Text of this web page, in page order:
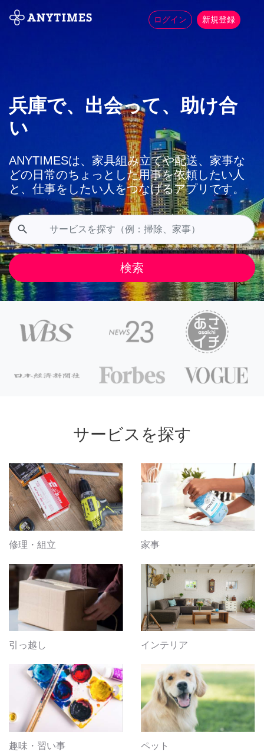
ログイン 新規登録
兵庫で、出会って、助け合
い
ANYTIMESは、家具組み立てや配送、家事な
どの日常のちょっとした用事を依頼したい人
と、仕事をしたい人をつなげるアプリです。
search
サービスを探す
修理・組立 家事
引っ越し インテリア
趣味・習い事 ペット